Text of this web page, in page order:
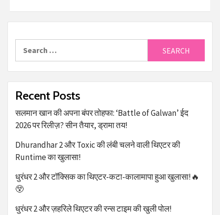
Recent Posts
सलमान खान की अपना बंपर तोहफा: ‘Battle of Galwan’ ईद
2026 पर रिलीज़? सीन तैयार, ड्रामा तय!
Dhurandhar 2 और Toxic की लंबी चलने वाली थिएटर की
Runtime का खुलासा!
धुरंधर 2 और टॉक्सिक का थिएटर-कटा-कालामापा हुआ खुलासा!🔥
😲
धुरंधर 2 और ज़हरिले थिएटर की रन्स टाइम की खुली पोल!